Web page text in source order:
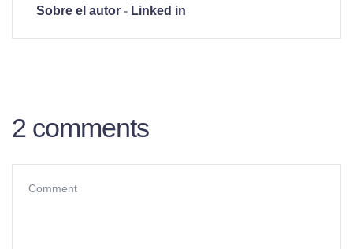
Sobre el autor - Linked in
2 comments